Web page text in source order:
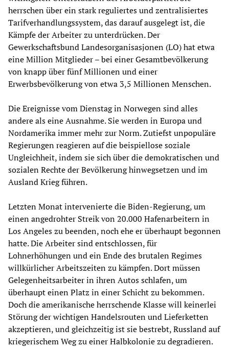
herrschen über ein stark reguliertes und zentralisiertes
Tarifverhandlungssystem, das darauf ausgelegt ist, die
Kämpfe der Arbeiter zu unterdrücken. Der
Gewerkschaftsbund Landesorganisasjonen (LO) hat etwa
eine Million Mitglieder – bei einer Gesamtbevölkerung
von knapp über fünf Millionen und einer
Erwerbsbevölkerung von etwa 3,5 Millionen Menschen.
Die Ereignisse vom Dienstag in Norwegen sind alles
andere als eine Ausnahme. Sie werden in Europa und
Nordamerika immer mehr zur Norm. Zutiefst unpopuläre
Regierungen reagieren auf die beispiellose soziale
Ungleichheit, indem sie sich über die demokratischen und
sozialen Rechte der Bevölkerung hinwegsetzen und im
Ausland Krieg führen.
Letzten Monat intervenierte die Biden-Regierung, um
einen angedrohter Streik von 20.000 Hafenarbeitern in
Los Angeles zu beenden, noch ehe er überhaupt begonnen
hatte. Die Arbeiter sind entschlossen, für
Lohnerhöhungen und ein Ende des brutalen Regimes
willkürlicher Arbeitszeiten zu kämpfen. Dort müssen
Gelegenheitsarbeiter in ihren Autos schlafen, um
überhaupt einen Platz in einer Schicht zu bekommen.
Doch die amerikanische herrschende Klasse will keinerlei
Störung der wichtigen Handelsrouten und Lieferketten
akzeptieren, und gleichzeitig ist sie bestrebt, Russland auf
kriegerischem Weg zu einer Halbkolonie zu degradieren.